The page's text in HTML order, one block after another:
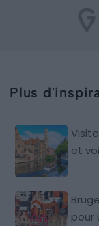
Plus
et
pour